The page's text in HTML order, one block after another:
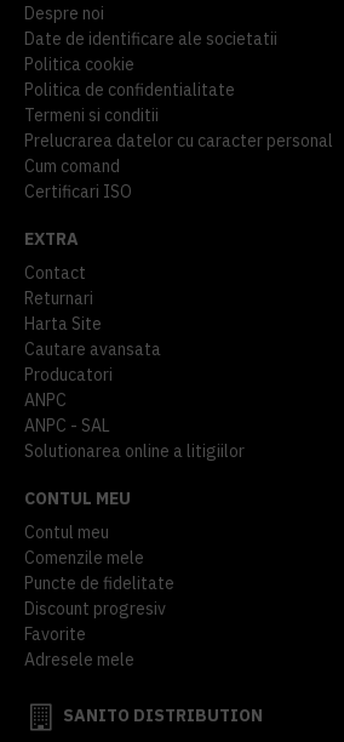
Despre noi
Date de identificare ale societatii
Politica cookie
Politica de confidentialitate
Termeni si conditii
Prelucrarea datelor cu caracter personal
Cum comand
Certificari ISO
EXTRA
Contact
Returnari
Harta Site
Cautare avansata
Producatori
ANPC
ANPC - SAL
Solutionarea online a litigiilor
CONTUL MEU
Contul meu
Comenzile mele
Puncte de fidelitate
Discount progresiv
Favorite
Adresele mele
SANITO DISTRIBUTION